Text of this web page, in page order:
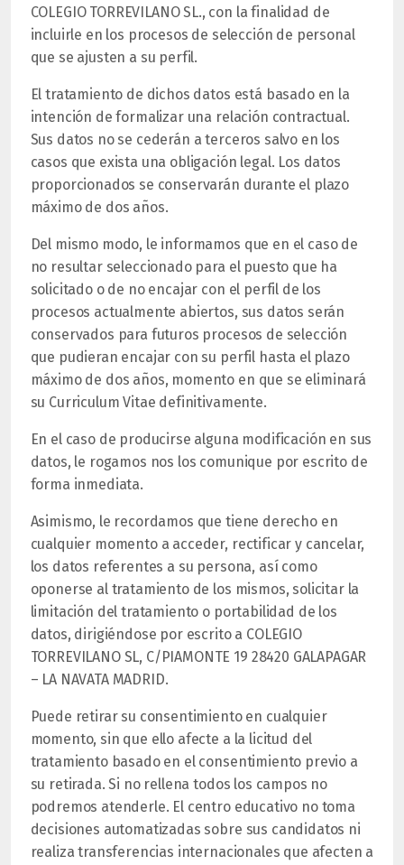
COLEGIO TORREVILANO SL., con la finalidad de
incluirle en los procesos de selección de personal
que se ajusten a su perfil.
El tratamiento de dichos datos está basado en la
intención de formalizar una relación contractual.
Sus datos no se cederán a terceros salvo en los
casos que exista una obligación legal. Los datos
proporcionados se conservarán durante el plazo
máximo de dos años.
Del mismo modo, le informamos que en el caso de
no resultar seleccionado para el puesto que ha
solicitado o de no encajar con el perfil de los
procesos actualmente abiertos, sus datos serán
conservados para futuros procesos de selección
que pudieran encajar con su perfil hasta el plazo
máximo de dos años, momento en que se eliminará
su Curriculum Vitae definitivamente.
En el caso de producirse alguna modificación en sus
datos, le rogamos nos los comunique por escrito de
forma inmediata.
Asimismo, le recordamos que tiene derecho en
cualquier momento a acceder, rectificar y cancelar,
los datos referentes a su persona, así como
oponerse al tratamiento de los mismos, solicitar la
limitación del tratamiento o portabilidad de los
datos, dirigiéndose por escrito a COLEGIO
TORREVILANO SL, C/PIAMONTE 19 28420 GALAPAGAR
– LA NAVATA MADRID.
Puede retirar su consentimiento en cualquier
momento, sin que ello afecte a la licitud del
tratamiento basado en el consentimiento previo a
su retirada. Si no rellena todos los campos no
podremos atenderle. El centro educativo no toma
decisiones automatizadas sobre sus candidatos ni
realiza transferencias internacionales que afecten a